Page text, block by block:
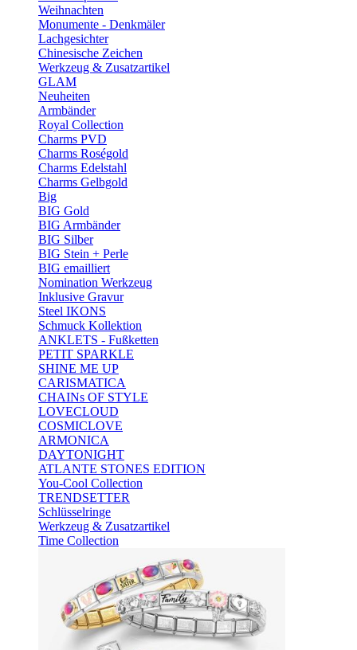
Weihnachten
Monumente - Denkmäler
Lachgesichter
Chinesische Zeichen
Werkzeug & Zusatzartikel
GLAM
Neuheiten
Armbänder
Royal Collection
Charms PVD
Charms Roségold
Charms Edelstahl
Charms Gelbgold
Big
BIG Gold
BIG Armbänder
BIG Silber
BIG Stein + Perle
BIG emailliert
Nomination Werkzeug
Inklusive Gravur
Steel IKONS
Schmuck Kollektion
ANKLETS - Fußketten
PETIT SPARKLE
SHINE ME UP
CARISMATICA
CHAINs OF STYLE
LOVECLOUD
COSMICLOVE
ARMONICA
DAYTONIGHT
ATLANTE STONES EDITION
You-Cool Collection
TRENDSETTER
Schlüsselringe
Werkzeug & Zusatzartikel
Time Collection